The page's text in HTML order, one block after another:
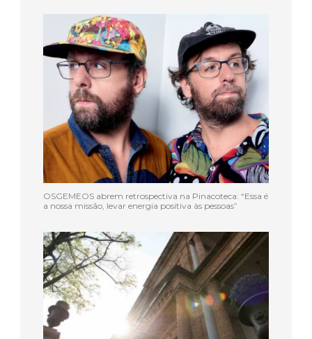
OSGEMEOS abrem retrospectiva na Pinacoteca: “Essa é
a nossa missão, levar energia positiva às pessoas”